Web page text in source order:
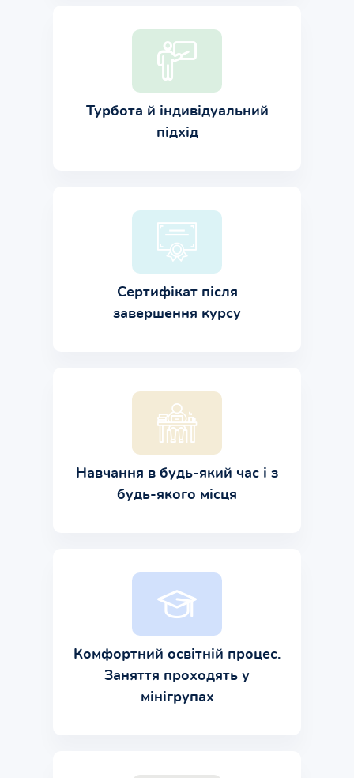
Турбота й індивідуальний
підхід
Сертифікат після
завершення курсу
Навчання в будь-який час і з
будь-якого місця
Комфортний освітній процес.
Заняття проходять у
мінігрупах